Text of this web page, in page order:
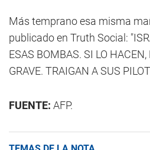
Más temprano esa misma
publicado en Truth Social:
ESAS BOMBAS. SI LO
GRAVE. TRAIGAN A SUS
FUENTE: AFP.